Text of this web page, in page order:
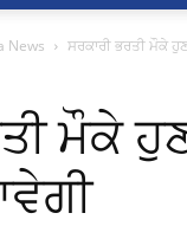
News ਸਰਕਾਰੀ ਭਰਤੀ ਮੌਕੇ
ਮੌਕੇ